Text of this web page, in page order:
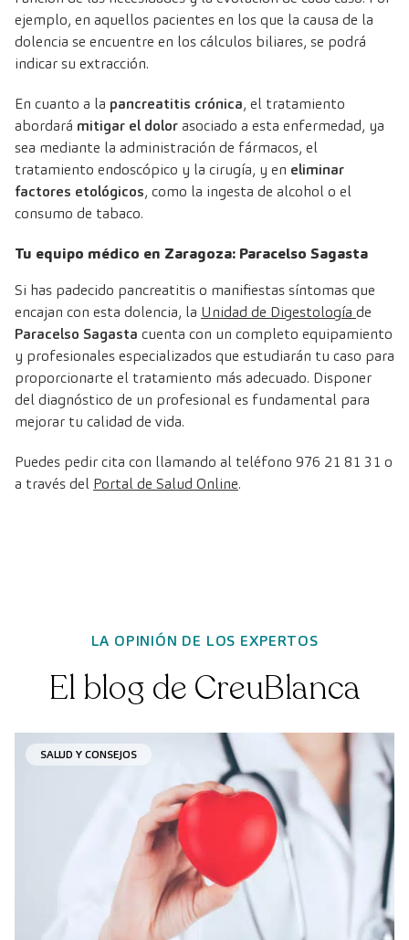
ejemplo, en aquellos pacientes en los que la causa de la
dolencia se encuentre en los cálculos biliares, se podrá
indicar su extracción.
En cuanto a la pancreatitis crónica, el tratamiento
abordará mitigar el dolorasociado a esta enfermedad, ya
sea mediante la administración de fármacos, el
tratamiento endoscópico y la cirugía, y en eliminar
factores etológicos, como la ingesta de alcohol o el
consumo de tabaco.
Tu equipo médico en Zaragoza: Paracelso Sagasta
Si has padecido pancreatitis o manifiestas síntomas que
encajan con esta dolencia, la Unidad de Digestología de
Paracelso Sagasta cuenta con un completo equipamiento
y profesionales especializados que estudiarán tu caso para
proporcionarte el tratamiento más adecuado. Disponer
del diagnóstico de un profesional es fundamental para
mejorar tu calidad de vida.
Puedes pedir cita con llamando al teléfono 976 21 81 31 o
a través del Portal de Salud Online.
LA OPINIÓN DE LOS EXPERTOS
El blog de CreuBlanca
SALUD Y CONSEJOS